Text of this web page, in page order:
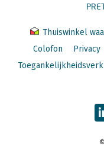
Thuiswinkel
Colofon
Privacy